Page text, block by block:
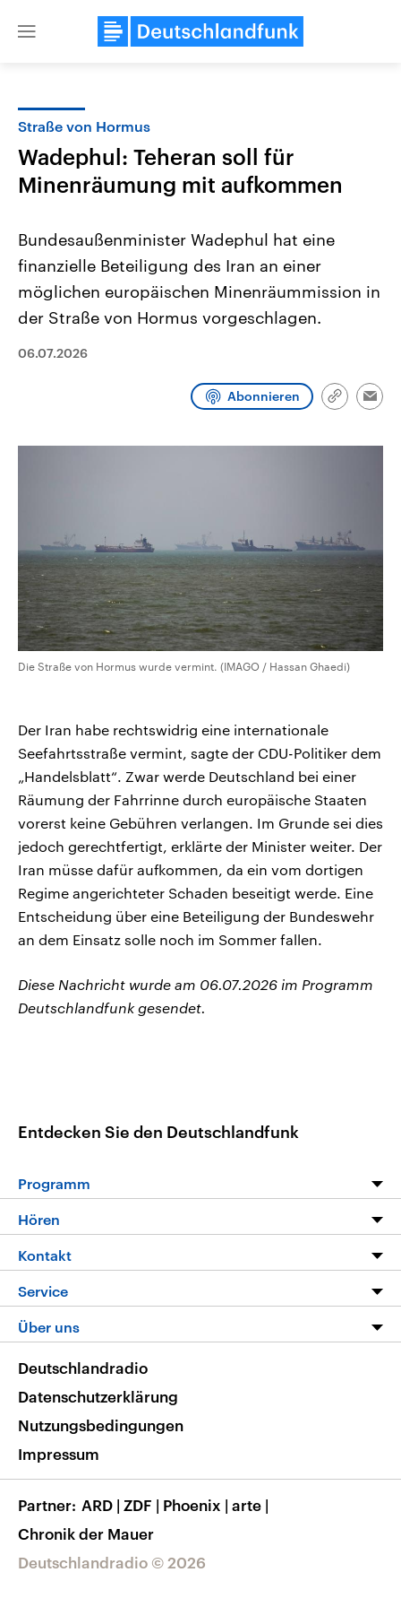
Close
Landtagswahl Sachsen-Anhalt
2026
Sachsen-Anhalt wählt am 6.
Bundesland von einer Koalition aus
USA
Aktuelle Beiträge,
den mächtigsten Ländern
mit großem Einfluss auf
aktuelle Weltgeschehen.
Straße von Hormus
Wadephul: Teheran soll für
Minenräumung mit aufkommen
​Bundesaußenminister Wadephul hat eine
finanzielle Beteiligung des Iran an einer
möglichen europäischen ‌Minenräummission ⁠in
der Straße ⁠von Hormus vorgeschlagen.
06.07.2026
Abonnieren
Link
Die Straße von Hormus wurde vermint. (IMAGO / Hassan Ghaedi)
Der Iran habe rechtswidrig eine internationale
Seefahrtsstraße vermint, sagte der CDU-Politiker dem
„Handelsblatt“. Zwar werde Deutschland bei einer
Räumung der Fahrrinne durch europäische Staaten
vorerst keine Gebühren verlangen. Im Grunde sei dies
jedoch gerechtfertigt, erklärte der Minister weiter. Der
⁠Iran ⁠müsse dafür aufkommen, ⁠da ein vom dortigen
Regime angerichteter Schaden beseitigt ⁠werde. Eine
Entscheidung über eine Beteiligung ⁠der Bundeswehr
an dem Einsatz ‌solle noch im Sommer fallen.
Diese Nachricht wurde am 06.07.2026 im Programm
Deutschlandfunk gesendet.
Entdecken Sie den Deutschlandfunk
Programm
Programm
Die Nachrichten
Nachrichtenleicht
Neue Beiträge auf dlf.de
Hören
Livestream
Podcasts
Deutschlandfunk App
Nachrichten App
Frequenzen
Kontakt
Hörerservice
Service
FAQ
Veranstaltungen
Musikliste
RSS
Über uns
Barrierefreiheit
Deutschlandradio © 2026
Deutschlandradio
Datenschutzerklärung
Nutzungsbedingungen
Impressum
Partner ARD | ZDF | Phoenix | arte |
Chronik der Mauer